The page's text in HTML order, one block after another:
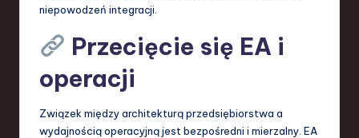
niepowodzeń integracji.
Przecięcie się EA i
operacji
Związek między architekturą przedsiębiorstwa a
wydajnością operacyjną jest bezpośredni i mierzalny. EA